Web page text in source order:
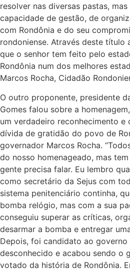
resolver nas diversas pastas,
capacidade de gestão, de
com Rondônia e do seu
rondoniense. Através deste título
que o senhor tem feito pelo
Rondônia num dos melhores
Marcos Rocha, Cidadão
O outro proponente, presidente
Gomes falou sobre a
um verdadeiro reconhecimento e
dívida de gratidão do povo de
governador Marcos Rocha.
do nosso homenageado, mas
gente precisa falar. Eu lembro
como secretário da Sejus com
sistema penitenciário continha,
bomba relógio, mas com a sua
conseguiu superar as críticas,
desarmar a bomba e entregar
Depois, foi candidato ao
desconhecido e acabou sendo o
votado da história de Rondônia.